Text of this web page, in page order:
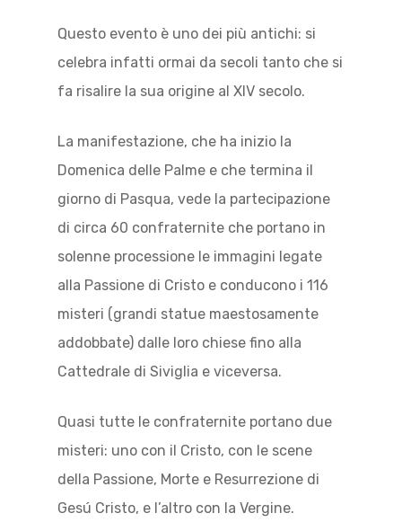
Questo evento è uno dei più antichi: si
celebra infatti ormai da secoli tanto che si
fa risalire la sua origine al XIV secolo.
La manifestazione, che ha inizio la
Domenica delle Palme e che termina il
giorno di Pasqua, vede la partecipazione
di circa 60 confraternite che portano in
solenne processione le immagini legate
alla Passione di Cristo e conducono i 116
misteri (grandi statue maestosamente
addobbate) dalle loro chiese fino alla
Cattedrale di Siviglia e viceversa.
Quasi tutte le confraternite portano due
misteri: uno con il Cristo, con le scene
della Passione, Morte e Resurrezione di
Gesú Cristo, e l’altro con la Vergine.